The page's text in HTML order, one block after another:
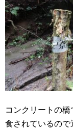
コンクリートの
食されているの